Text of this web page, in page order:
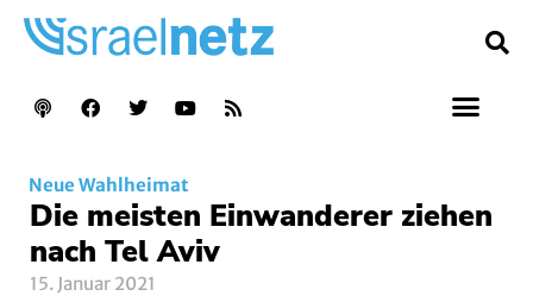
Neue Wahlheimat
Die meisten Einwanderer ziehen
nach Tel Aviv
15. Januar 2021